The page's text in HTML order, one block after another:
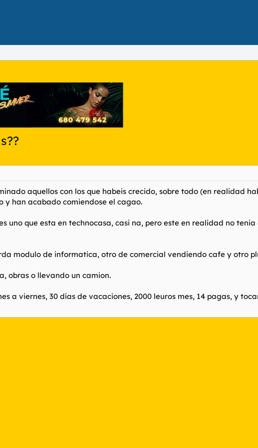
aquellos con los que habeis crecido, sobre todo (en realidad
y han acabado comiendose el cagao.
uno que esta en technocasa, casi na, pero este en realidad no
modulo de informatica, otro de comercial vendiendo cafe y otro
obras o llevando un camion.
a viernes, 30 dias de vacaciones, 2000 leuros mes, 14 pagas, y